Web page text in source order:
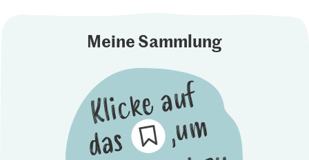
Meine Sammlung